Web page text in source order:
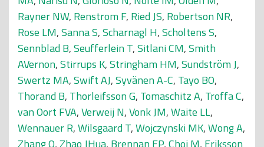
Rayner NW, Renstrom F, Ried JS, Robertson NR,
Rose LM,Sanna S,Scharnagl H,Scholtens S,
Sennblad B,Seufferlein T,Sitlani CM,Smith
AVernon,Stirrups K,Stringham HM,Sundström J,
Swertz MA,Swift AJ,Syvänen A-C, Tayo BO,
Thorand B, Thorleifsson G, Tomaschitz A, Troffa C,
van Oort FVA,Verweij N,Vonk JM,Waite LL,
Wennauer R,Wilsgaard T,Wojczynski MK,Wong A,
Zhang Q,Zhao JHua, Brennan EP,Choi M, Eriksson